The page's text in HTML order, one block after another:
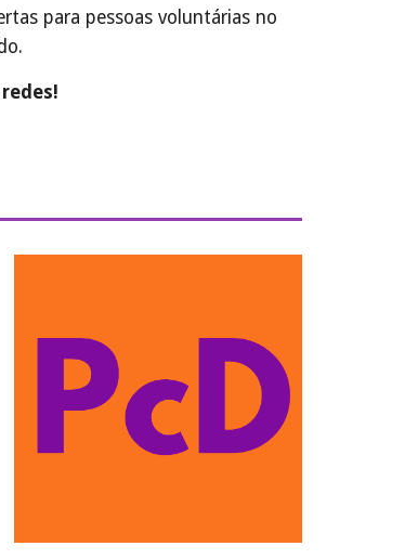
para pessoas voluntárias no